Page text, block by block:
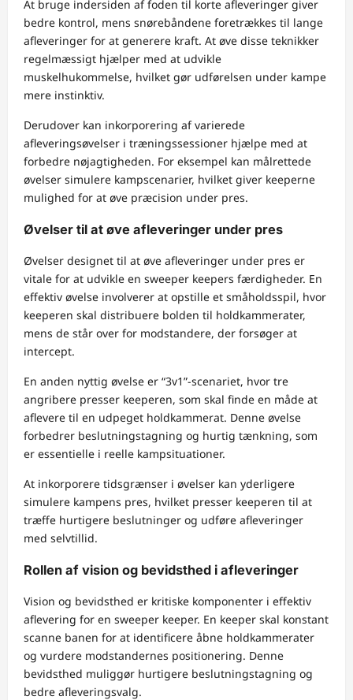
At bruge indersiden af foden til korte afleveringer giver
bedre kontrol, mens snørebåndene foretrækkes til lange
afleveringer for at generere kraft. At øve disse teknikker
regelmæssigt hjælper med at udvikle
muskelhukommelse, hvilket gør udførelsen under kampe
mere instinktiv.
Derudover kan inkorporering af varierede
afleveringsøvelser i træningssessioner hjælpe med at
forbedre nøjagtigheden. For eksempel kan målrettede
øvelser simulere kampscenarier, hvilket giver keeperne
mulighed for at øve præcision under pres.
Øvelser til at øve afleveringer under pres
Øvelser designet til at øve afleveringer under pres er
vitale for at udvikle en sweeper keepers færdigheder. En
effektiv øvelse involverer at opstille et småholdsspil, hvor
keeperen skal distribuere bolden til holdkammerater,
mens de står over for modstandere, der forsøger at
intercept.
En anden nyttig øvelse er “3v1”-scenariet, hvor tre
angribere presser keeperen, som skal finde en måde at
aflevere til en udpeget holdkammerat. Denne øvelse
forbedrer beslutningstagning og hurtig tænkning, som
er essentielle i reelle kampsituationer.
At inkorporere tidsgrænser i øvelser kan yderligere
simulere kampens pres, hvilket presser keeperen til at
træffe hurtigere beslutninger og udføre afleveringer
med selvtillid.
Rollen af vision og bevidsthed i afleveringer
Vision og bevidsthed er kritiske komponenter i effektiv
aflevering for en sweeper keeper. En keeper skal konstant
scanne banen for at identificere åbne holdkammerater
og vurdere modstandernes positionering. Denne
bevidsthed muliggør hurtigere beslutningstagning og
bedre afleveringsvalg.